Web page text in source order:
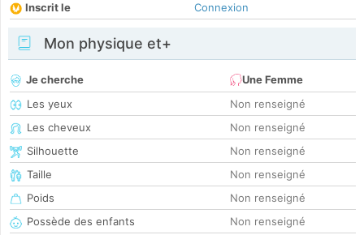
Inscrit le
Connexion
Mon physique et+
Je cherche
Une Femme
Les yeux
Non renseigné
Les cheveux
Non renseigné
Silhouette
Non renseigné
Taille
Non renseigné
Poids
Non renseigné
Possède des enfants
Non renseigné